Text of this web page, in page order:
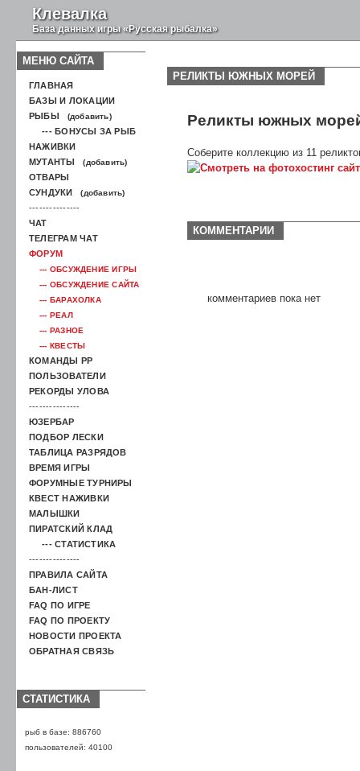
Клевалка
База данных игры «Русская рыбалка»
РЕЛИКТЫ ЮЖНЫХ МОРЕЙ
Реликты южных
Соберите коллекцию из 11
КОММЕНТАРИИ
комментариев пока нет
МЕНЮ САЙТА
ГЛАВНАЯ
БАЗЫ И ЛОКАЦИИ
РЫБЫ
(добавить)
--- БОНУСЫ ЗА РЫБ
НАЖИВКИ
МУТАНТЫ
(добавить)
ОТВАРЫ
СУНДУКИ
(добавить)
---------------
ЧАТ
ТЕЛЕГРАМ ЧАТ
ФОРУМ
--- ОБСУЖДЕНИЕ ИГРЫ
--- ОБСУЖДЕНИЕ САЙТА
--- БАРАХОЛКА
--- РЕАЛ
--- РАЗНОЕ
--- КВЕСТЫ
КОМАНДЫ РР
ПОЛЬЗОВАТЕЛИ
РЕКОРДЫ УЛОВА
---------------
ЮЗЕРБАР
ПОДБОР ЛЕСКИ
ТАБЛИЦА РАЗРЯДОВ
ВРЕМЯ ИГРЫ
ФОРУМНЫЕ ТУРНИРЫ
КВЕСТ НАЖИВКИ
МАЛЫШКИ
ПИРАТСКИЙ КЛАД
--- СТАТИСТИКА
---------------
ПРАВИЛА САЙТА
БАН-ЛИСТ
FAQ ПО ИГРЕ
FAQ ПО ПРОЕКТУ
НОВОСТИ ПРОЕКТА
ОБРАТНАЯ СВЯЗЬ
СТАТИСТИКА
рыб в базе: 886760
пользователей: 40100